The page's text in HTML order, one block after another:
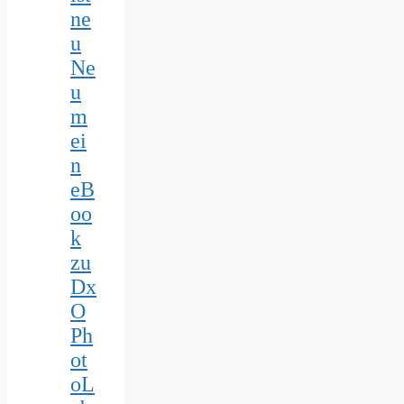
ne
u
Ne
u
m
ei
n
eB
oo
k
zu
Dx
O
Ph
ot
oL